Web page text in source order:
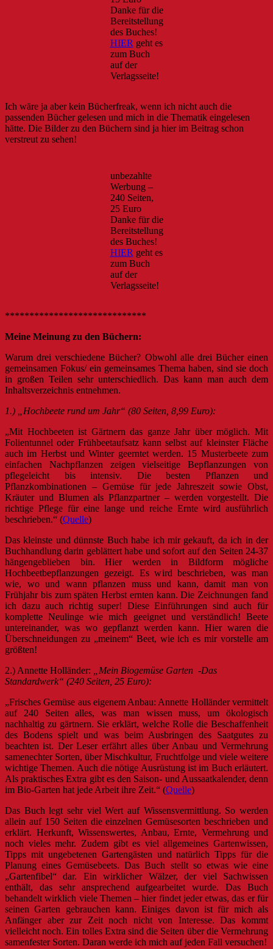
Danke für die
Bereitstellung
des Buches!
HIER geht es
zum Buch
auf der
Verlagsseite!
Ich wäre ja aber kein Bücherfreak, wenn ich nicht auch die
passenden Bücher gelesen und mich in die Thematik eingelesen
hätte. Die Bilder zu den Büchern sind ja hier im Beitrag schon
verstreut zu sehen!
unbezahlte
Werbung –
240 Seiten,
25 Euro
Danke für die
Bereitstellung
des Buches!
HIER geht es
zum Buch
auf der
Verlagsseite!
*****************************
Meine Meinung zu den Büchern:
Warum drei verschiedene Bücher? Obwohl alle drei Bücher einen
gemeinsamen Fokus/ ein gemeinsames Thema haben, sind sie doch
in großen Teilen sehr unterschiedlich. Das kann man auch dem
Inhaltsverzeichnis entnehmen.
1.) „Hochbeete rund um Jahr“ (80 Seiten, 8,99 Euro):
„Mit Hochbeeten ist Gärtnern das ganze Jahr über möglich. Mit
Folientunnel oder Frühbeetaufsatz kann selbst auf kleinster Fläche
auch im Herbst und Winter geerntet werden. 15 Musterbeete zum
einfachen Nachpflanzen zeigen vielseitige Bepflanzungen von
pflegeleicht bis intensiv. Die besten Pflanzen und
Pflanzkombinationen – Gemüse für jede Jahreszeit sowie Obst,
Kräuter und Blumen als Pflanzpartner – werden vorgestellt. Die
richtige Pflege für eine lange und reiche Ernte wird ausführlich
beschrieben.“ (Quelle)
Das kleinste und dünnste Buch habe ich mir gekauft, da ich in der
Buchhandlung darin geblättert habe und sofort auf den Seiten 24-37
hängengeblieben bin. Hier werden in Bildform mögliche
Hochbeetbepflanzungen gezeigt. Es wird beschrieben, was man
wie, wo und wann pflanzen muss und kann, damit man von
Frühjahr bis zum späten Herbst ernten kann. Die Zeichnungen fand
ich dazu auch richtig super! Diese Einführungen sind auch für
komplette Neulinge wie mich geeignet und verständlich! Beete
untereinander, was wo gepflanzt werden kann. Hier waren die
Überschneidungen zu „meinem“ Beet, wie ich es mir vorstelle am
größten!
2.) Annette Holländer:
„Mein Biogemüse Garten -Das
Standardwerk“ (240 Seiten, 25 Euro):
„Frisches Gemüse aus eigenem Anbau: Annette Holländer vermittelt
auf 240 Seiten alles, was man wissen muss, um ökologisch
nachhaltig zu gärtnern. Sie erklärt, welche Rolle die Beschaffenheit
des Bodens spielt und was beim Ausbringen des Saatgutes zu
beachten ist. Der Leser erfährt alles über Anbau und Vermehrung
samenechter Sorten, über Mischkultur, Fruchtfolge und viele weitere
wichtige Themen. Auch die nötige Ausrüstung ist im Buch erläutert.
Als praktisches Extra gibt es den Saison- und Aussaatkalender, denn
im Bio-Garten hat jede Arbeit ihre Zeit.“ (Quelle)
Das Buch legt sehr viel Wert auf Wissensvermittlung. So werden
allein auf 150 Seiten die einzelnen Gemüsesorten beschrieben und
erklärt. Herkunft, Wissenswertes, Anbau, Ernte, Vermehrung und
noch vieles mehr. Zudem gibt es viel allgemeines Gartenwissen,
Tipps mit ungebetenen Gartengästen und natürlich Tipps für die
Planung eines Gemüsebeets. Das Buch stellt so etwas wie eine
„Gartenfibel“ dar. Ein wirklicher Wälzer, der viel Sachwissen
enthält, das sehr ansprechend aufgearbeitet wurde. Das Buch
behandelt wirklich viele Themen – hier findet jeder etwas, das er für
seinen Garten gebrauchen kann. Einiges davon ist für mich als
Anfänger aber zur Zeit noch nicht von Interesse. Das kommt
vielleicht noch. Ein tolles Extra sind die Seiten über die Vermehrung
samenfester Sorten. Daran werde ich mich auf jeden Fall versuchen!